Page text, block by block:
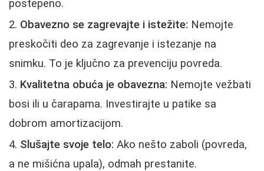
postepeno.
Obavezno se zagrevajte i istežite: Nemojte
preskočiti deo za zagrevanje i istezanje na
snimku. To je ključno za prevenciju povreda.
Kvalitetna obuća je obavezna: Nemojte vežbati
bosi ili u čarapama. Investirajte u patike sa
dobrom amortizacijom.
Slušajte svoje telo: Ako nešto zaboli (povreda,
a ne mišićna upala), odmah prestanite.